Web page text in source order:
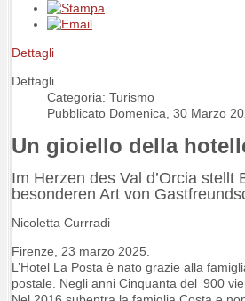
Dettagli
Dettagli
Categoria: Turismo
Pubblicato Domenica, 30 Marzo
Un gioiello della
Im Herzen des Val d’Orcia
besonderen Art von
Nicoletta Currradi
Firenze, 23 marzo 2025.
L’Hotel La Posta è nato grazie alla
postale. Negli anni Cinquanta del ‘900